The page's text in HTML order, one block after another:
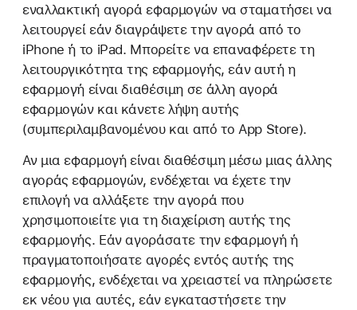
εναλλακτική αγορά εφαρμογών να σταματήσει να
λειτουργεί εάν διαγράψετε την αγορά από το
iPhone ή το iPad. Μπορείτε να επαναφέρετε τη
λειτουργικότητα της εφαρμογής, εάν αυτή η
εφαρμογή είναι διαθέσιμη σε άλλη αγορά
εφαρμογών και κάνετε λήψη αυτής
(συμπεριλαμβανομένου και από το App Store).
Αν μια εφαρμογή είναι διαθέσιμη μέσω μιας άλλης
αγοράς εφαρμογών, ενδέχεται να έχετε την
επιλογή να αλλάξετε την αγορά που
χρησιμοποιείτε για τη διαχείριση αυτής της
εφαρμογής. Εάν αγοράσατε την εφαρμογή ή
πραγματοποιήσατε αγορές εντός αυτής της
εφαρμογής, ενδέχεται να χρειαστεί να πληρώσετε
εκ νέου για αυτές, εάν εγκαταστήσετε την